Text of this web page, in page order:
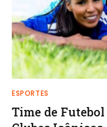
ESPORTES
Time de Futebol